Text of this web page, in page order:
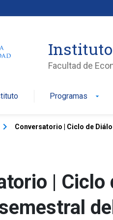
Facultad de
Programas arrow_drop_down
keyboard_arrow_right Conversatorio | Ciclo de
|